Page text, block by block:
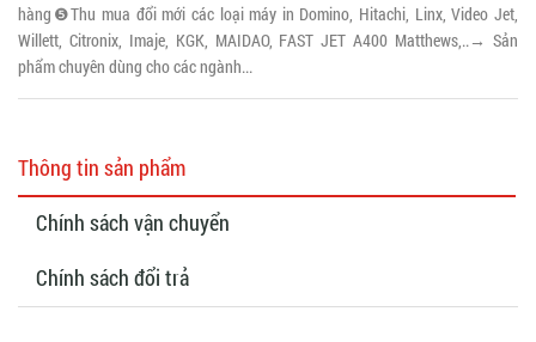
hàng❺Thu mua đổi mới các loại máy in Domino, Hitachi, Linx, Video Jet,
Willett, Citronix, Imaje, KGK, MAIDAO, FAST JET A400 Matthews,..→ Sản
phẩm chuyên dùng cho các ngành...
Thông tin sản phẩm
Chính sách vận chuyển
Chính sách đổi trả